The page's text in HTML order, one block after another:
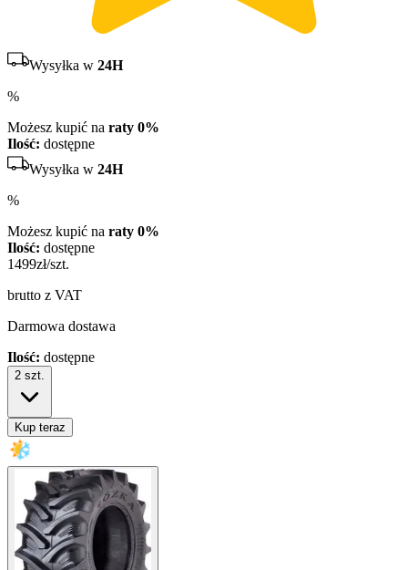
Wysyłka w 24H
%
Możesz kupić na raty 0%
Ilość: dostępne
Wysyłka w 24H
%
Możesz kupić na raty 0%
Ilość: dostępne
1499zł/szt.
brutto z VAT
Darmowa dostawa
Ilość: dostępne
2 szt.
Kup teraz